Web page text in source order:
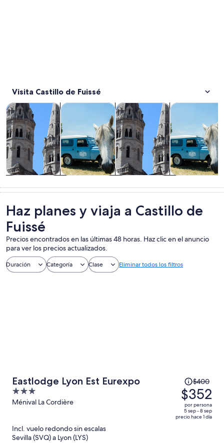
Visita Castillo de Fuissé
excursiones de
Tours y excursiones de un díaSe abrirá en una nueva pestaña
bebidas y vida
Alimentos, bebidas y vida nocturna Se
y
Tours privados y
actividades al
Aventura y
Haz planes y viaja a Castillo de
Fuissé
Precios encontrados en las últimas 48 horas. Haz clic en el anuncio
para ver los precios actualizados.
Duración Categoría Clase Eliminar todos los filtros
Eastlodge Lyon Est Eurexpo
3
out
5
Ménival La Cordière
El
precio
era
de
$400
$400
$352
por persona
5 sep - 8 sep
precio hace 1 día
Incl. vuelo redondo sin escalas
Sevilla (SVQ) a Lyon (LYS)